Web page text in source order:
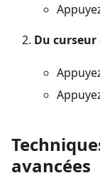
Du
avancées